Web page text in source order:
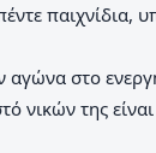
στο
της